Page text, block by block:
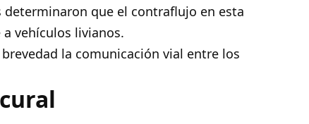
determinaron que el contraflujo en esta
vehículos livianos.
la comunicación vial entre los